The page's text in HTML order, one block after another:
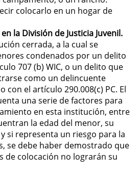
Diversion for Drug Crimes
for Sale of a
Substance
DUI
colocarlo en un hogar de
la División de Justicia Juvenil.
cerrada, a la cual se
condenados por un delito
707 (b) WIC, o un delito que
como un delincuente
con el artículo 290.008(c) PC. El
una serie de factores para
en esta institución, entre
la edad del menor, su
si representa un riesgo para la
se debe haber demostrado que
de colocación no lograrán su